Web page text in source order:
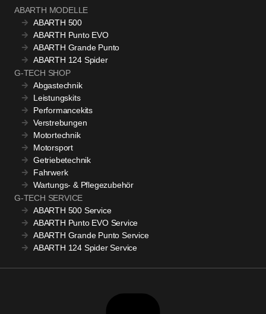
ABARTH MODELLE
ABARTH 500
ABARTH Punto EVO
ABARTH Grande Punto
ABARTH 124 Spider
G-TECH SHOP
Abgastechnik
Leistungskits
Performancekits
Verstrebungen
Motortechnik
Motorsport
Getriebetechnik
Fahrwerk
Wartungs- & Pflegezubehör
G-TECH SERVICE
ABARTH 500 Service
ABARTH Punto EVO Service
ABARTH Grande Punto Service
ABARTH 124 Spider Service